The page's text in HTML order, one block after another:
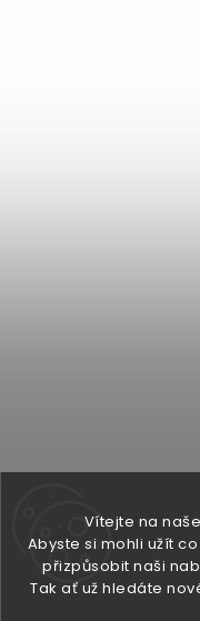
Vítejte na
Abyste si mohli užít
přizpůsobit naši
Tak ať už hledáte